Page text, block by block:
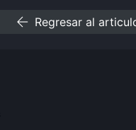
arrow_back Regresar al